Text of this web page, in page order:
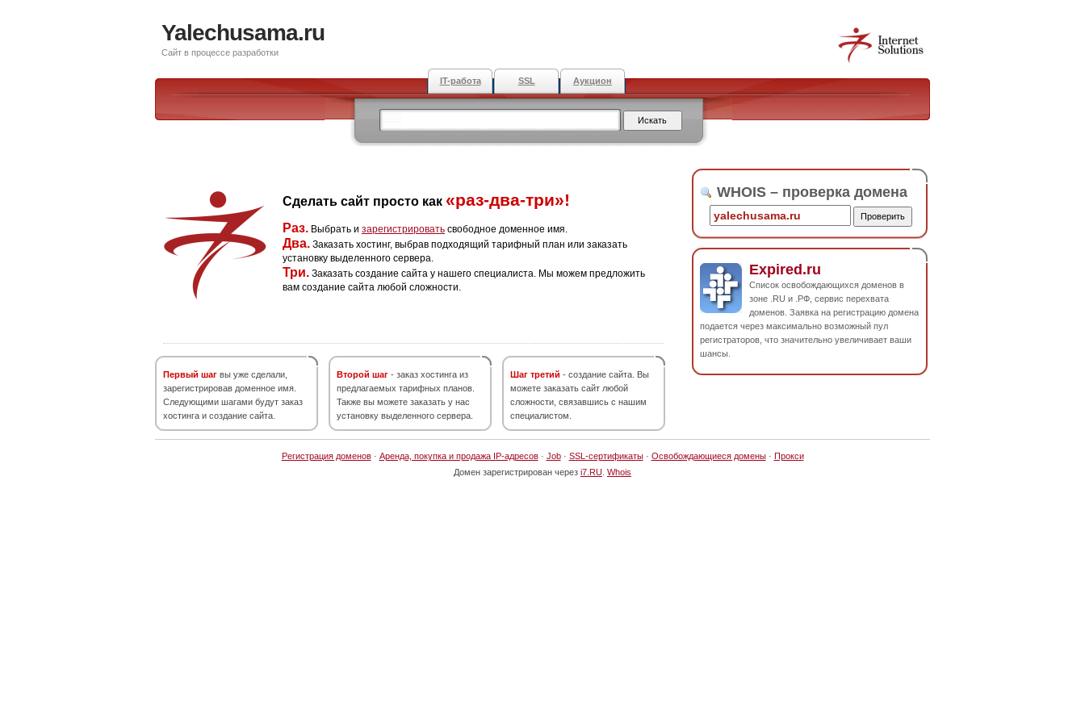
Yalechusama.ru
Сайт в процессе разработки
IT-работа SSL Аукцион
Сделать сайт просто как «раз-два-три»!
Раз. Выбрать и зарегистрировать свободное доменное имя.
Два. Заказать хостинг, выбрав подходящий тарифный план или заказать
установку выделенного сервера.
Три. Заказать создание сайта у нашего специалиста. Мы можем предложить
вам создание сайта любой сложности.
Первый шаг вы уже сделали,
зарегистрировав доменное имя.
Следующими шагами будут заказ
хостинга и создание сайта.
Второй шаг - заказ хостинга из
предлагаемых тарифных планов.
Также вы можете заказать у нас
установку выделенного сервера.
Шаг третий - создание сайта. Вы
можете заказать сайт любой
сложности, связавшись с нашим
специалистом.
WHOIS – проверка домена
Expired.ru
Список освобождающихся доменов в
зоне .RU и .РФ, сервис перехвата
доменов. Заявка на регистрацию домена
подается через максимально возможный пул
регистраторов, что значительно увеличивает ваши
шансы.
Регистрация доменов· Аренда, покупка и продажа IP-адресов· Job· SSL-сертификаты· Освобождающиеся домены· Прокси
Домен зарегистрирован через i7.RU Whois